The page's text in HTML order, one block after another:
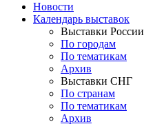
Новости
Календарь выставок
Выставки России
По городам
По тематикам
Архив
Выставки СНГ
По странам
По тематикам
Архив